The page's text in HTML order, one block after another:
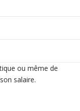
ou même de
salaire.